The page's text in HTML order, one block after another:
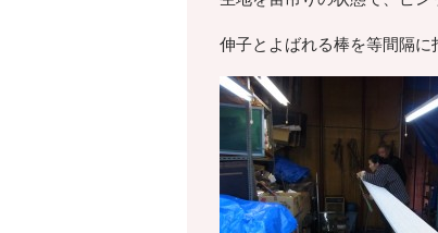
伸子とよばれる棒を等間隔に